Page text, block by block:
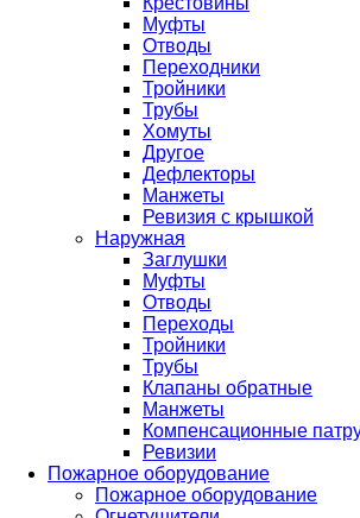
Муфты
Отводы
Переходники
Тройники
Трубы
Хомуты
Другое
Дефлекторы
Манжеты
Ревизия с крышкой
Наружная
Заглушки
Муфты
Отводы
Переходы
Тройники
Трубы
Клапаны обратные
Манжеты
Компенсационные
Ревизии
Пожарное оборудование
Пожарное оборудование